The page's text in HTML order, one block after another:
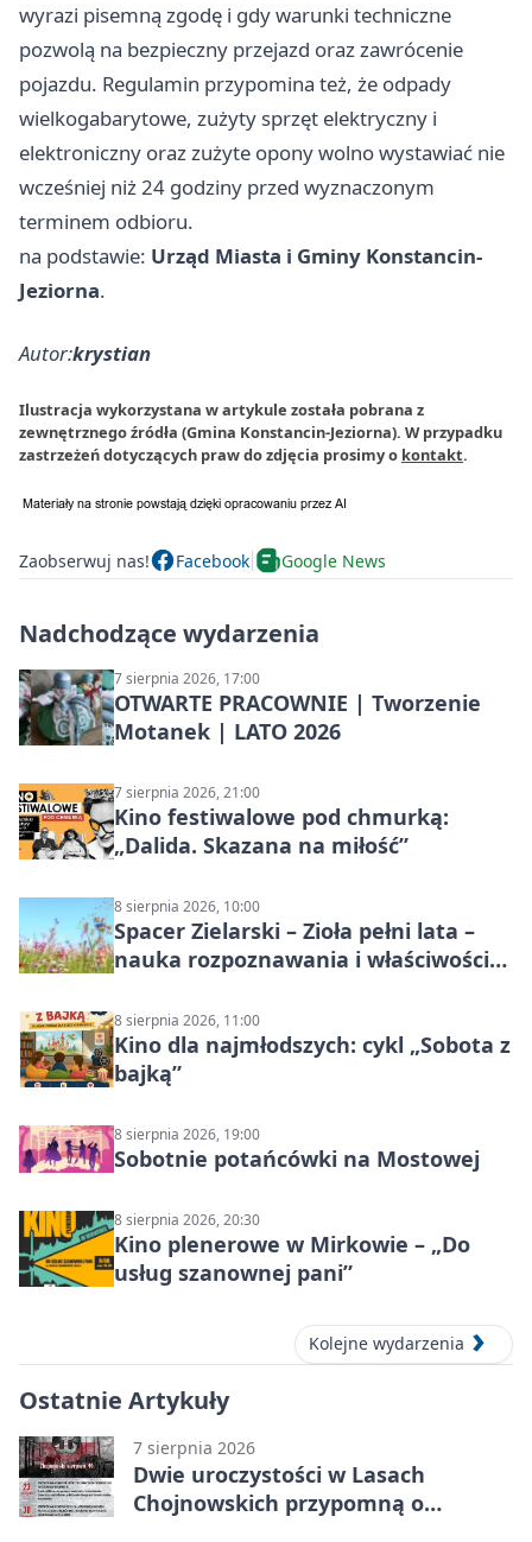
wyrazi pisemną zgodę i gdy warunki techniczne
pozwolą na bezpieczny przejazd oraz zawrócenie
pojazdu. Regulamin przypomina też, że odpady
wielkogabarytowe, zużyty sprzęt elektryczny i
elektroniczny oraz zużyte opony wolno wystawiać nie
wcześniej niż 24 godziny przed wyznaczonym
terminem odbioru.
na podstawie: Urząd Miasta i Gminy Konstancin-
Jeziorna.
Autor:krystian
Ilustracja wykorzystana w artykule została pobrana z
zewnętrznego źródła (Gmina Konstancin-Jeziorna). W przypadku
zastrzeżeń dotyczących praw do zdjęcia prosimy o kontakt.
Zaobserwuj nas! Facebook Google News
Nadchodzące wydarzenia
7 sierpnia 2026, 17:00
OTWARTE PRACOWNIE | Tworzenie
Motanek | LATO 2026
7 sierpnia 2026, 21:00
Kino festiwalowe pod chmurką:
„Dalida. Skazana na miłość”
8 sierpnia 2026, 10:00
Spacer Zielarski – Zioła pełni lata –
nauka rozpoznawania i właściwości
8 sierpnia 2026, 11:00
Kino dla najmłodszych: cykl „Sobota z
bajką”
8 sierpnia 2026, 19:00
Sobotnie potańcówki na Mostowej
8 sierpnia 2026, 20:30
Kino plenerowe w Mirkowie – „Do
usług szanownej pani”
Kolejne wydarzenia
Ostatnie Artykuły
7 sierpnia 2026
Dwie uroczystości w Lasach
Chojnowskich przypomną o